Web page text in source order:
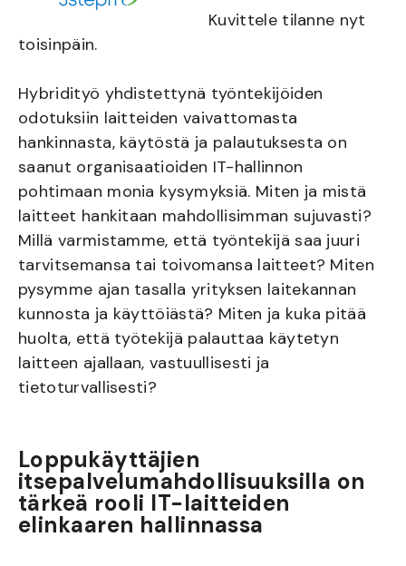
Kuvittele tilanne nyt
toisinpäin.
Hybridityö yhdistettynä työntekijöiden
odotuksiin laitteiden vaivattomasta
hankinnasta, käytöstä ja palautuksesta on
saanut organisaatioiden IT-hallinnon
pohtimaan monia kysymyksiä. Miten ja mistä
laitteet hankitaan mahdollisimman sujuvasti?
Millä varmistamme, että työntekijä saa juuri
tarvitsemansa tai toivomansa laitteet? Miten
pysymme ajan tasalla yrityksen laitekannan
kunnosta ja käyttöiästä? Miten ja kuka pitää
huolta, että työtekijä palauttaa käytetyn
laitteen ajallaan, vastuullisesti ja
tietoturvallisesti?
Loppukäyttäjien
itsepalvelumahdollisuuksilla on
tärkeä rooli IT-laitteiden
elinkaaren hallinnassa